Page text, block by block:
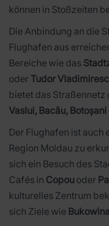
können in Stoßzeiten
Die Anbindung an die
Flughafen aus
Bereiche wie das
oder Tudor
bietet das
Vaslui, Bacău,
Der Flughafen ist auch
Region Moldau zu
sich ein Besuch des
Cafés in Copou oder
kulturelles Zentrum
sich Ziele wie Bukowina